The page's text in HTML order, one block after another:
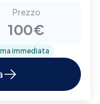
Prezzo
100€
immediata